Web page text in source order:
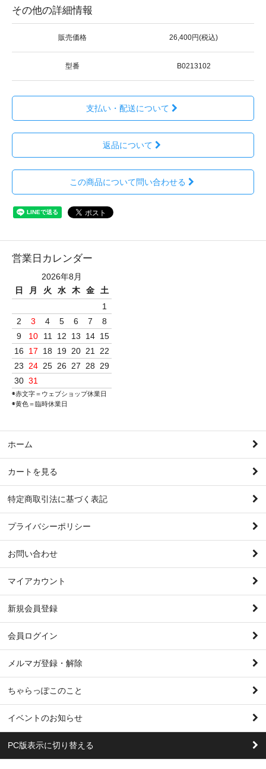
その他の詳細情報
販売価格 26,400円(税込)
型番 B0213102
支払い・配送について
返品について
この商品について問い合わせる
営業日カレンダー
2026年8月
日
月 火 水 木 金
土
1
2
3 4 5 6 7
8
9
10 11 12 13 14 15
16
17 18 19 20 21
22
23
24 25 26 27 28
29
30 31
◉赤文字＝ウェブショップ休業日
◉黄色＝臨時休業日
ホーム
カートを見る
特定商取引法に基づく表記
プライバシーポリシー
お問い合わせ
マイアカウント
新規会員登録
会員ログイン
メルマガ登録・解除
ちゃらっぽこのこと
イベントのお知らせ
PC版表示に切り替える